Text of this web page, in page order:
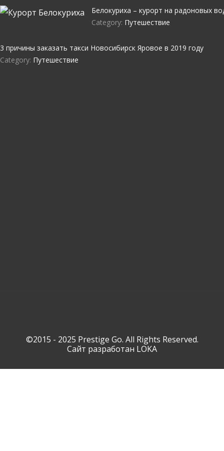
Белокуриха – курорт на радоновых
Category: Путешествие
3 причины заказать такси Новосибирск Яровое в 2019 году
Category: Путешествие
©2015 - 2025 Prestige Go. All Rights Reserved.
Сайт разработан LOKA